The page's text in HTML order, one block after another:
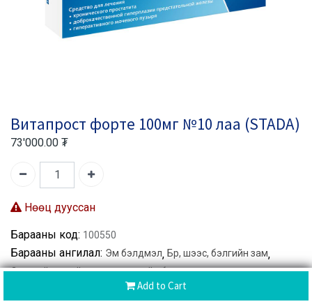
Add to Cart
Витапрост форте 100мг №10 лаа (STADA)
73'000.00 ₮
Нөөц дууссан
Барааны код: 100550
Барааны ангилал: Эм бэлдмэл, Бөөр, шээс, бэлгийн зам,
Эрэгтэйчүүдийн эрүүл мэндийн бүтээгдэхүүн,